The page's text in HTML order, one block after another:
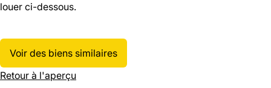
louer ci-dessous.
Voir des biens similaires
Retour à l'aperçu